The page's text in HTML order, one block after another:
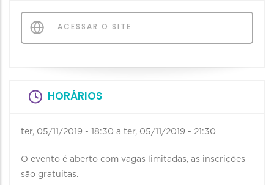
ACESSAR O SITE
HORÁRIOS
ter, 05/11/2019 - 18:30 a ter, 05/11/2019 - 21:30
O evento é aberto com vagas limitadas, as inscrições
são gratuitas.